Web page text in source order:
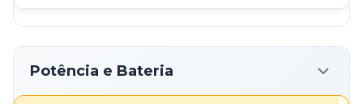
Potência e Bateria